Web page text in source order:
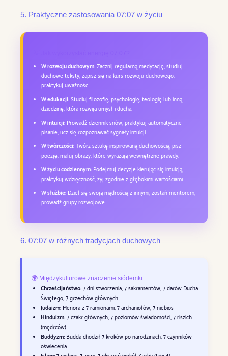
5. Praktyczne zastosowania 07:07 w życiu
W rozwoju duchowym:Zacznij regularną medytację, studiuj
duchowe teksty, zapisz się na kurs rozwoju duchowego,
praktykuj uważność.
W edukacji:Studiuj filozofię, psychologię, teologię lub inną
dziedzinę, która rozwija umysł i ducha.
W intuicji: Prowadź dziennik snów, praktykuj automatyczne
pisanie, ucz się rozpoznawać sygnały intuicji.
W twórczości:Twórz sztukę inspirowaną duchowością, pisz
poezję, maluj obrazy, które wyrażają wewnętrzne prawdy.
W życiu codziennym: Podejmuj decyzje kierując się intuicją,
praktykuj wdzięczność, żyj zgodnie z głębokimi wartościami.
W służbie: Dziel się swoją mądrością z innymi, zostań mentorem,
prowadź grupy rozwojowe.
6. 07:07 w różnych tradycjach duchowych
🌍 Międzykulturowe znaczenie siódemki:
Chrześcijaństwo:7 dni stworzenia, 7 sakramentów, 7 darów Ducha
Świętego, 7 grzechów głównych
Judaizm: Menora z 7 ramionami, 7 archaniołów, 7 niebios
Hinduizm:7 czakr głównych, 7 poziomów świadomości, 7 riszich
(mędrców)
Buddyzm: Budda chodził 7 kroków po narodzinach, 7 czynników
oświecenia